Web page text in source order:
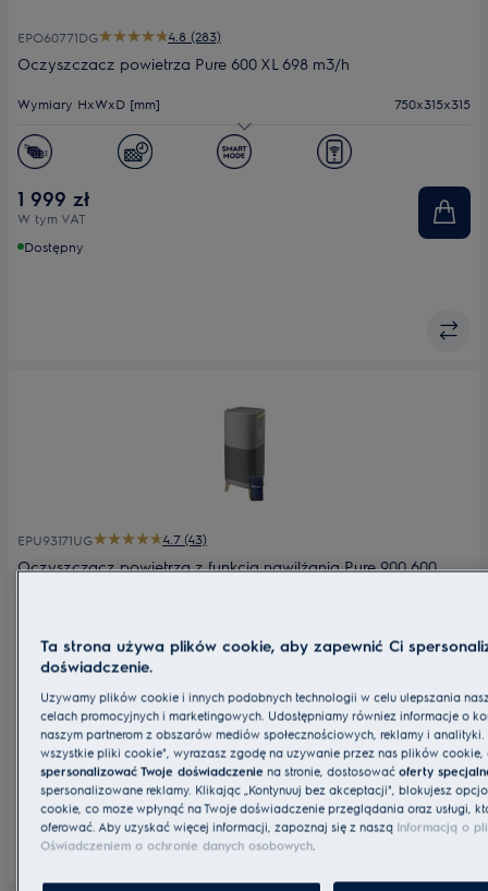
EPO60771DG 4.8 (283)
Oczyszczacz powietrza Pure 600 XL 698 m3/h
Wymiary HxWxD [mm] 750x315x315
Efektywność filtracji (CADR m³/h)
Filtr HEPA
16.4 - 16.4
1 999 zł
W tym VAT
Dostępny
EPU93171UG 4.7 (43)
Oczyszczacz powietrza z funkcją nawilżania Pure 900 600
Efektywność filtracji (CADR m³/h)
HEPA
Poziom hałasu (min.-maks.) dB(A) 21 - 21
2 999 zł
W tym VAT
Dostępny
Ta strona używa plików cookie, aby zapewnić Ci
doświadczenie.
Używamy plików cookie i innych podobnych technologii w celu ulepszania
celach promocyjnych i marketingowych. Udostępniamy również informacje o
naszym partnerom z obszarów mediów społecznościowych, reklamy i
wszystkie pliki cookie", wyrażasz zgodę na używanie przez nas plików cookie,
spersonalizować Twoje doświadczenie na stronie, dostosowaćoferty
spersonalizowane reklamy. Klikając „Kontynuuj bez akceptacji", blokujesz
cookie, co może wpłynąć na Twoje doświadczenie przeglądania oraz usługi,
oferować. Aby uzyskać więcej informacji, zapoznaj się z naszą Informacją o
Oświadczeniem o ochronie danych osobowych.